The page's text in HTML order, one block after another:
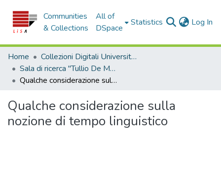
Communities
& Collections
All of
DSpace
Statistics Log In
Home
Collezioni Digitali Università della Calabria
Sala di ricerca "Tullio De Mauro"
Qualche considerazione sulla nozione di tempo linguistico
Qualche considerazione sulla
nozione di tempo linguistico